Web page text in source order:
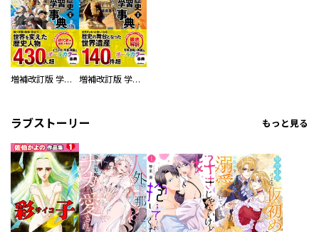
増補改訂版 学研まんが NEW世界の歴史 別巻 人物学習事典 増補改訂版 学研まんが NEW世界の歴史 別巻 世界遺産学習事典
ラブストーリー もっと見る